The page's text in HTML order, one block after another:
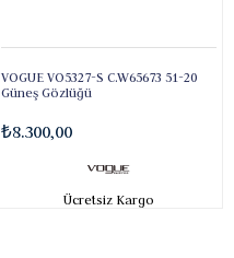
VOGUE VO5327-S C.W65673 51-20
Güneş Gözlüğü
₺8.300,00
Ücretsiz Kargo